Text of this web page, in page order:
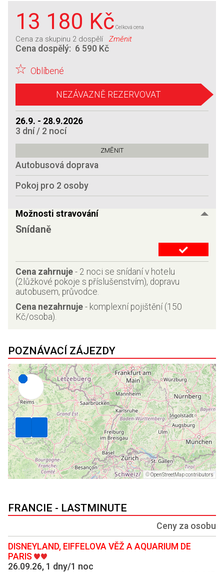
13 180 Kč Celková cena
Cena za skupinu 2 dospělí Změnit
Cena dospělý: 6 590 Kč
Oblíbené
NEZÁVAZNĚ REZERVOVAT
26.9. - 28.9.2026
3 dní / 2 nocí
Autobusová doprava
Pokoj pro 2 osoby
Možnosti stravování
Snídaně
Cena zahrnuje - 2 noci se snídaní v hotelu
(2lůžkové pokoje s příslušenstvím), dopravu
autobusem, průvodce.
Cena nezahrnuje - komplexní pojištění (150
Kč/osoba).
POZNÁVACÍ ZÁJEZDY
©OpenStreetMap contributors
FRANCIE - LASTMINUTE
Ceny za osobu
DISNEYLAND, EIFFELOVA VĚŽ A AQUARIUM DE
PARIS
26.09.26, 1 dny/1 noc